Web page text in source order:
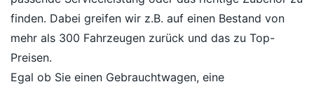
finden. Dabei greifen wir z.B. auf einen Bestand von
mehr als 300 Fahrzeugen zurück und das zu Top-
Preisen.
Egal ob Sie einen Gebrauchtwagen, eine